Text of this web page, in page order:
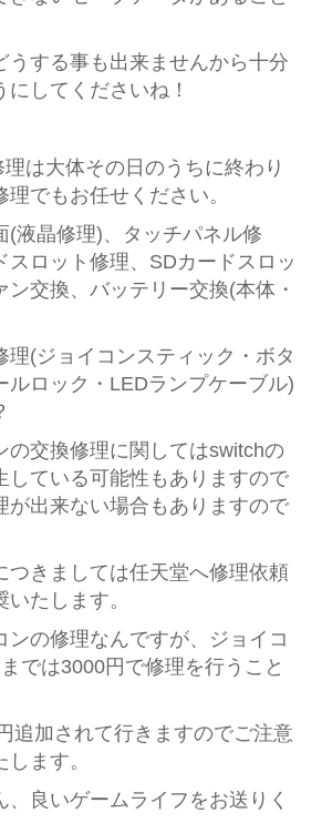
うする事も出来ませんから十分
にしてくださいね！
は大体その日のうちに終わり
でもお任せください。
(液晶修理)、タッチパネル修
スロット修理、SDカードスロッ
ン交換、バッテリー交換(本体・
理(ジョイコンスティック・ボタ
ルロック・LEDランプケーブル)
の交換修理に関してはswitchの
している可能性もありますので
が出来ない場合もありますので
つきましては任天堂へ修理依頼
たします。
ンの修理なんですが、ジョイコ
では3000円で修理を行うこと
追加されて行きますのでご注意
ます。
、良いゲームライフをお送りく